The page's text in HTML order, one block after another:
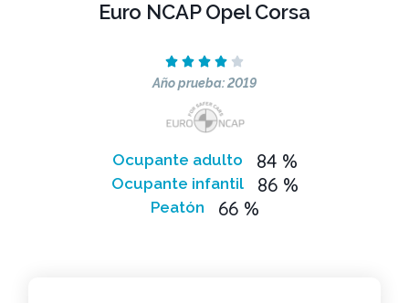
Euro NCAP Opel Corsa
    
Año prueba: 2019
Ocupante adulto 84 %
Ocupante infantil 86 %
Peatón 66 %